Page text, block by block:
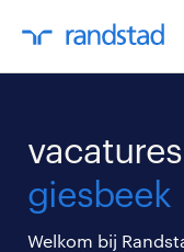
giesbeek
Welkom bij